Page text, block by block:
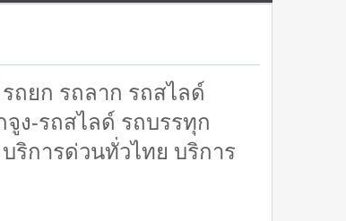
ถยก รถลาก รถสไลด์
ง-รถสไลด์ รถบรรทุก
การด่วนทั่วไทย บริการ